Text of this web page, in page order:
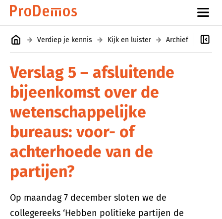
Verdiep je kennis Kijk en luister Archief
Verslag 5 – afsluitende
bijeenkomst over de
wetenschappelijke
bureaus: voor- of
achterhoede van de
partijen?
Op maandag 7 december sloten we de
collegereeks ‘Hebben politieke partijen de